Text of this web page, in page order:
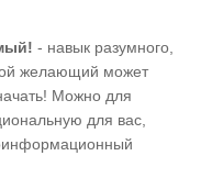
- навык разумного,
желающий может
Можно для
для вас,